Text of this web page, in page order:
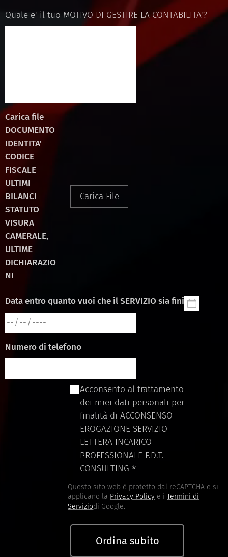
Quale e' il tuo MOTIVO DI GESTIRE LA CONTABILITA'?
Carica file
DOCUMENTO
IDENTITA'
CODICE
FISCALE
ULTIMI
BILANCI
STATUTO
VISURA
CAMERALE,
ULTIME
DICHIARAZIO
NI
Carica File
Data entro quanto vuoi che il SERVIZIO sia finito
Numero di telefono
Acconsento al trattamento
dei miei dati personali per
finalità di ACCONSENSO
EROGAZIONE SERVIZIO
LETTERA INCARICO
PROFESSIONALE F.D.T.
CONSULTING
Questo sito web è protetto dal reCAPTCHA e si
applicano la Privacy Policy e iTermini di
Serviziodi Google.
Ordina subito